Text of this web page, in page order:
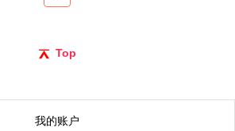
Top
我的账户